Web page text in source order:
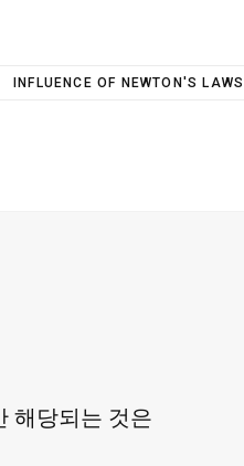
INFLUENCE OF NEWTON'S LAWS
해당되는 것은